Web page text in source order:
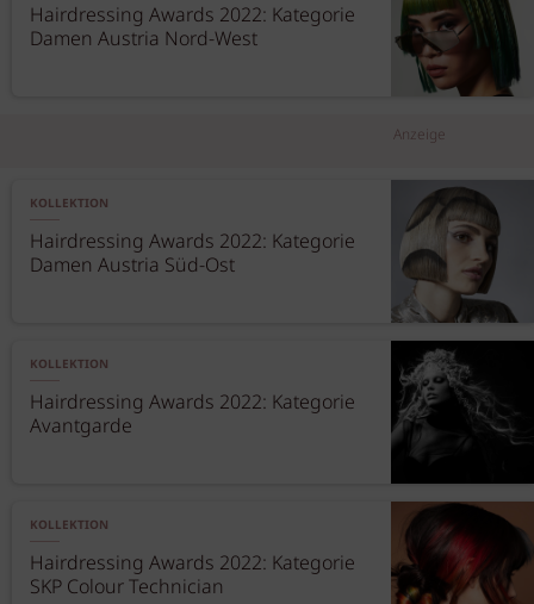
Hairdressing Awards 2022: Kategorie
Damen Austria Nord-West
Anzeige
KOLLEKTION
Hairdressing Awards 2022: Kategorie
Damen Austria Süd-Ost
KOLLEKTION
Hairdressing Awards 2022: Kategorie
Avantgarde
KOLLEKTION
Hairdressing Awards 2022: Kategorie
SKP Colour Technician